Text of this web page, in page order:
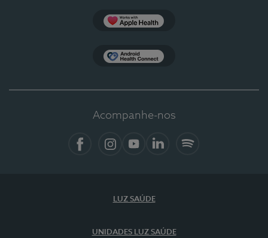
Acompanhe-nos
LUZ SAÚDE
UNIDADES LUZ SAÚDE